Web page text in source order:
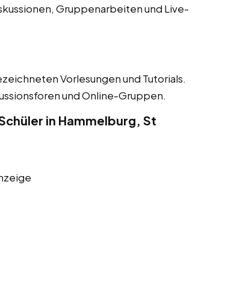
Gruppenarbeiten und Live-
Vorlesungen und Tutorials.
und Online-Gruppen.
in Hammelburg, St